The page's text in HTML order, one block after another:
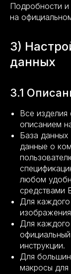
Подробности и
на
3)
данных
3.1
Все
описанием
База
данные о
любом
средствами
Для
Для
инструкции.
Для
макросы для